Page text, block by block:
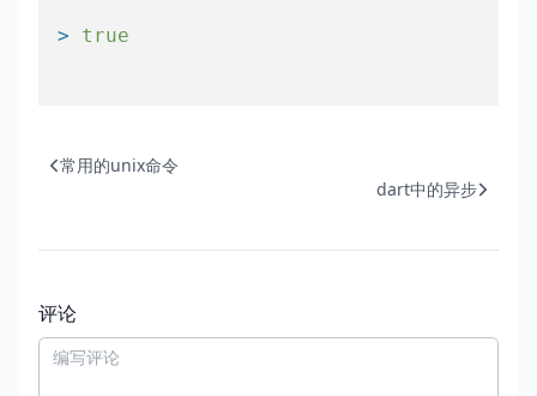
> true
常用的unix命令
dart中的异步
评论